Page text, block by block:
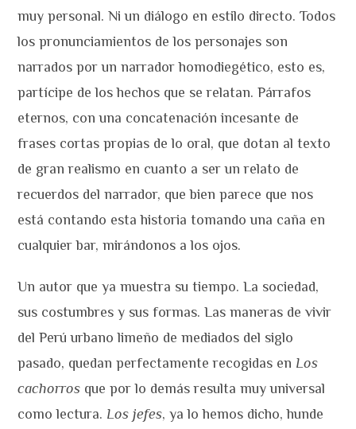
muy personal. Ni un diálogo en estilo directo. Todos
los pronunciamientos de los personajes son
narrados por un narrador homodiegético, esto es,
partícipe de los hechos que se relatan. Párrafos
eternos, con una concatenación incesante de
frases cortas propias de lo oral, que dotan al texto
de gran realismo en cuanto a ser un relato de
recuerdos del narrador, que bien parece que nos
está contando esta historia tomando una caña en
cualquier bar, mirándonos a los ojos.
Un autor que ya muestra su tiempo. La sociedad,
sus costumbres y sus formas. Las maneras de vivir
del Perú urbano limeño de mediados del siglo
pasado, quedan perfectamente recogidas en Los
cachorros que por lo demás resulta muy universal
como lectura. Los jefes, ya lo hemos dicho, hunde